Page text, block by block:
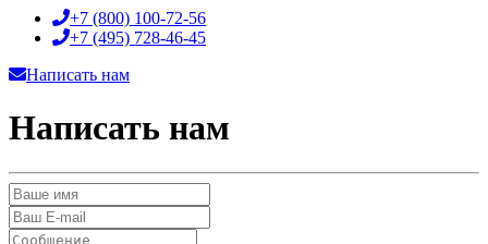
+7 (800) 100-72-56
+7 (495) 728-46-45
Написать нам
Написать нам